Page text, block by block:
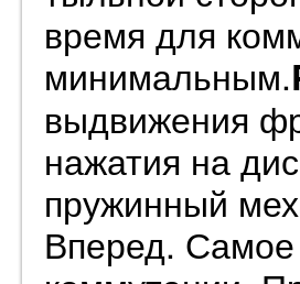
время для
минимальным.
выдвижения
нажатия на
пружинный
Вперед.